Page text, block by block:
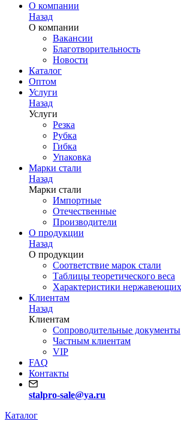
О компании
Назад
О компании
Вакансии
Благотворительность
Новости
Каталог
Оптом
Услуги
Назад
Услуги
Резка
Рубка
Гибка
Упаковка
Марки стали
Назад
Марки стали
Импортные
Отечественные
Производители
О продукции
Назад
О продукции
Соответствие марок стали
Таблицы теоретического веса
Характеристики нержавеющих
Клиентам
Назад
Клиентам
Сопроводительные документы
Частным клиентам
VIP
FAQ
Контакты
stalpro-sale@ya.ru
Каталог